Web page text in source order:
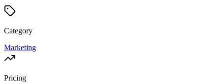
Category
Marketing
Pricing